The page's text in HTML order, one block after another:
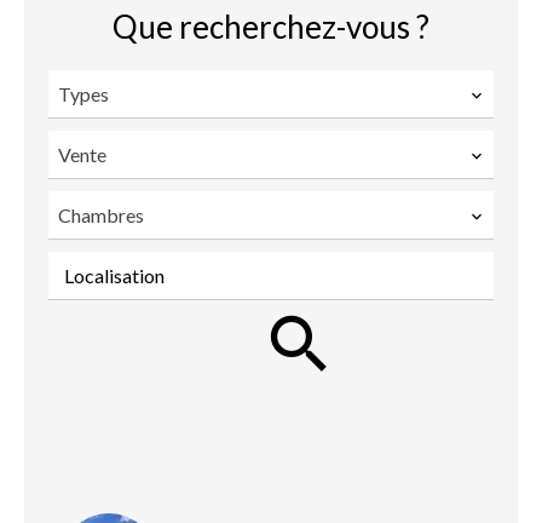
Que recherchez-vous ?
Types
Vente
Chambres
Localisation